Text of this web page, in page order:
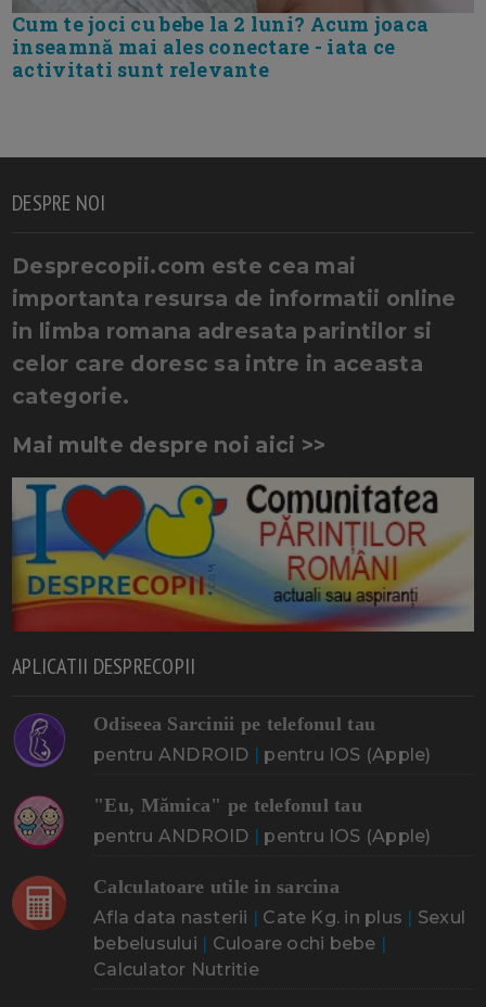
Cum te joci cu bebe la 2 luni? Acum joaca
inseamnă mai ales conectare - iata ce
activitati sunt relevante
DESPRE NOI
Desprecopii.com este cea mai
importanta resursa de informatii online
in limba romana adresata parintilor si
celor care doresc sa intre in aceasta
categorie.
Mai multe despre noi aici >>
APLICATII DESPRECOPII
Odiseea Sarcinii pe telefonul tau
pentru ANDROID | pentru IOS (Apple)
"Eu, Mămica" pe telefonul tau
pentru ANDROID | pentru IOS (Apple)
Calculatoare utile in sarcina
Afla data nasterii | Cate Kg. in plus | Sexul
bebelusului | Culoare ochi bebe |
Calculator Nutritie